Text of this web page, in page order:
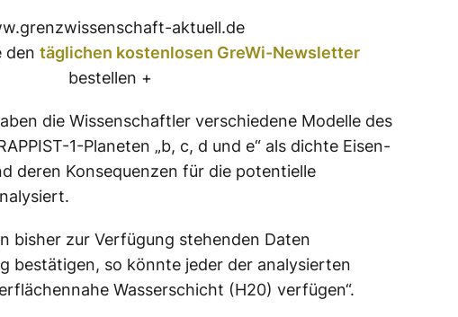
aktuell.de
den täglichen kostenlosen GreWi-Newsletter
bestellen +
die Wissenschaftler verschiedene Modelle des
1-Planeten „b, c, d und e“ als dichte Eisen-
deren Konsequenzen für die potentielle
bisher zur Verfügung stehenden Daten
bestätigen, so könnte jeder der analysierten
Wasserschicht (H20) verfügen“.